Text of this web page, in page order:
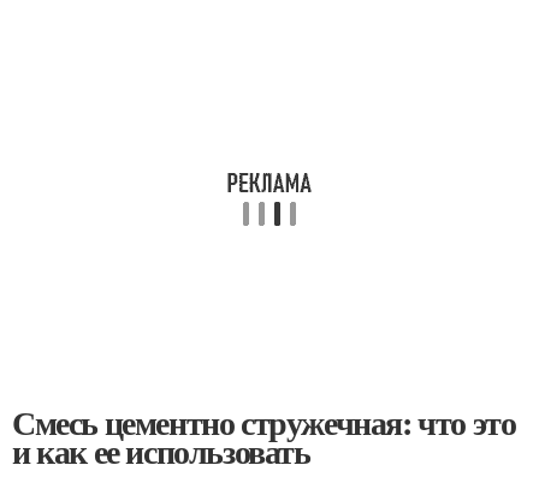
Смесь цементно стружечная: что это
и как ее использовать